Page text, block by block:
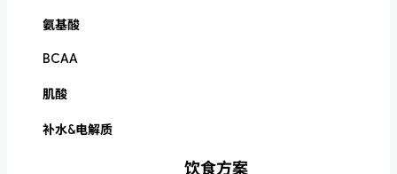
氨基酸
BCAA
肌酸
补水&电解质
饮食方案